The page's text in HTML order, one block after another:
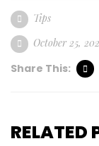
Tips
October 25,
Share This:
RELATED